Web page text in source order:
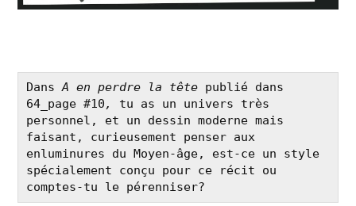
Dans A en perdre la tête publié dans
64_page #10, tu as un univers très
personnel, et un dessin moderne mais
faisant, curieusement penser aux
enluminures du Moyen-âge, est-ce un style
spécialement conçu pour ce récit ou
comptes-tu le pérenniser?